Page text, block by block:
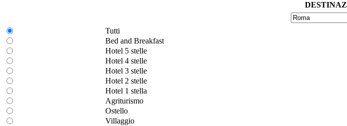
Tutti
Bed and Breakfast
Hotel 5 stelle
Hotel 4 stelle
Hotel 3 stelle
Hotel 2 stelle
Hotel 1 stella
Agriturismo
Ostello
Villaggio